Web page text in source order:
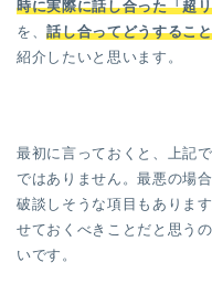
時に実際に話し合った「超
を、話し合ってどうするこ
紹介したいと思います。
最初に言っておくと、上記
ではありません。最悪の場
破談しそうな項目もありま
せておくべきことだと思う
いです。